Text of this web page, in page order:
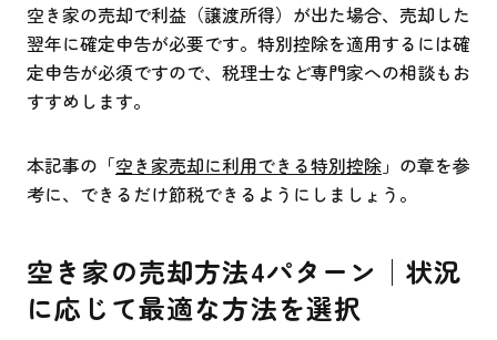
空き家の売却で利益（譲渡所得）が出た場合、売却した
翌年に確定申告が必要です。特別控除を適用するには確
定申告が必須ですので、税理士など専門家への相談もお
すすめします。
本記事の「空き家売却に利用できる特別控除」の章を参
考に、できるだけ節税できるようにしましょう。
空き家の売却方法4パターン│状況
に応じて最適な方法を選択